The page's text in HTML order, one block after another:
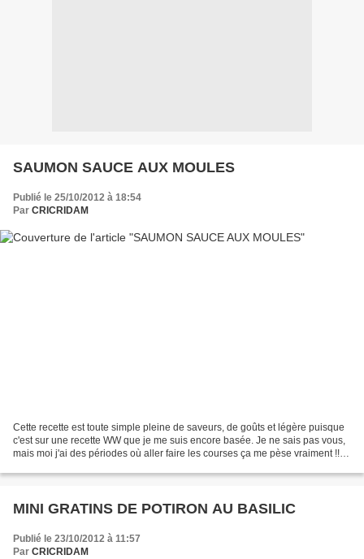
SAUMON SAUCE AUX MOULES
Publié le 25/10/2012 à 18:54
Par CRICRIDAM
Cette recette est toute simple pleine de saveurs, de goûts et légère puisque
c'est sur une recette WW que je me suis encore basée. Je ne sais pas vous,
mais moi j'ai des périodes où aller faire les courses ça me pèse vraiment !!!
MINI GRATINS DE POTIRON AU BASILIC
Publié le 23/10/2012 à 11:57
Par CRICRIDAM